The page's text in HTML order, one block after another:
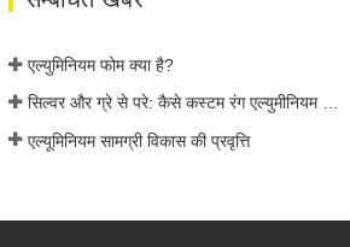
एल्युमिनियम फोम क्या है?
सिल्वर और ग्रे से परे: कैसे कस्टम रंग एल्युमीनियम फोम के लिए अनंत संभावनाओं को अनलॉक करते हैं
एल्यूमिनियम सामग्री विकास की प्रवृत्ति